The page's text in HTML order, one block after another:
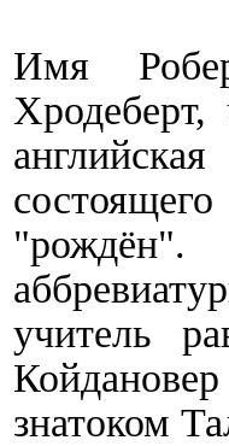
Имя
учитель
знатоком